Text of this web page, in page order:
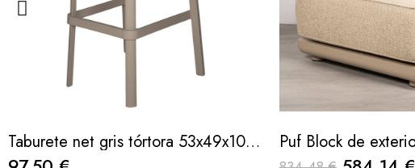
Taburete net gris tórtora 53x49x102cm